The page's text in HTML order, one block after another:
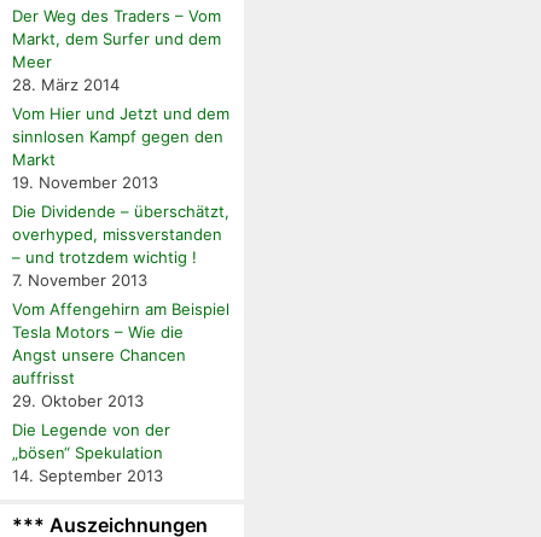
Der Weg des Traders – Vom
Markt, dem Surfer und dem
Meer
28. März 2014
Vom Hier und Jetzt und dem
sinnlosen Kampf gegen den
Markt
19. November 2013
Die Dividende – überschätzt,
overhyped, missverstanden
– und trotzdem wichtig !
7. November 2013
Vom Affengehirn am Beispiel
Tesla Motors – Wie die
Angst unsere Chancen
auffrisst
29. Oktober 2013
Die Legende von der
„bösen“ Spekulation
14. September 2013
*** Auszeichnungen